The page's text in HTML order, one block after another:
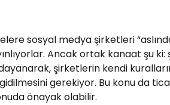
sosyal medya şirketleri
Ancak ortak kanaat şu
şirketlerin kendi
gerekiyor. Bu konu da
önayak olabilir.